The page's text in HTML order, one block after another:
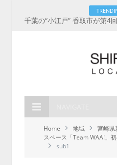
Home 地域
宮崎県
スペース「Team WAA!」
sub1